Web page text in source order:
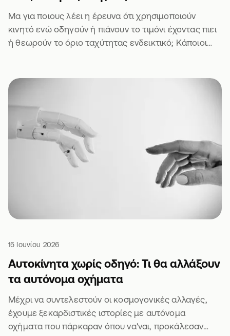
Μα για ποιους λέει η έρευνα ότι χρησιμοποιούν
κινητό ενώ οδηγούν ή πιάνουν το τιμόνι έχοντας πιει
ή θεωρούν το όριο ταχύτητας ενδεικτικό; Κάποιοι
15 Ιουνίου 2026
Αυτοκίνητα χωρίς οδηγό: Τι θα αλλάξουν
τα αυτόνομα οχήματα
Μέχρι να συντελεστούν οι κοσμογονικές αλλαγές,
έχουμε ξεκαρδιστικές ιστορίες με αυτόνομα
οχήματα που πάρκαραν όπου να'ναι, προκάλεσαν